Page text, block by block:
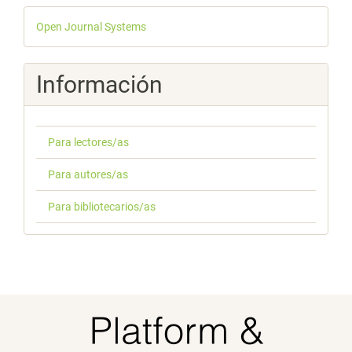
Desarrollado
por
Open Journal Systems
Información
Para lectores/as
Para autores/as
Para bibliotecarios/as